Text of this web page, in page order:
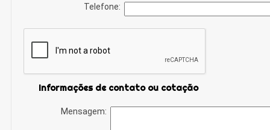
Telefone:
Informações de contato ou cotação
Mensagem: